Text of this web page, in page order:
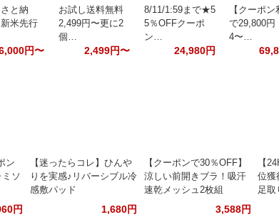
さと納
米先行
円〜
お試し送料無料
2,499円〜更に2
個…
2,499円〜
8/11/1:59まで★5
5％OFFクーポ
ン…
24,980円
【クーポン
で29,800円
4〜…
ン
ソ
円
【迷ったらコレ】ひんや
りを実感♪リバーシブル冷
感敷パッド
1,680円
【クーポンで30％OFF】
涼しい前開きブラ！吸汗
速乾メッシュ2枚組
3,588円
【
位獲
足取